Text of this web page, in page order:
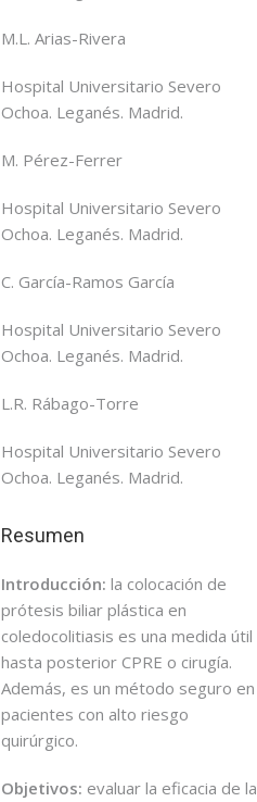
M.L. Arias-Rivera
Hospital Universitario Severo
Ochoa. Leganés. Madrid.
M. Pérez-Ferrer
Hospital Universitario Severo
Ochoa. Leganés. Madrid.
C. García-Ramos García
Hospital Universitario Severo
Ochoa. Leganés. Madrid.
L.R. Rábago-Torre
Hospital Universitario Severo
Ochoa. Leganés. Madrid.
Resumen
Introducción: la colocación de
prótesis biliar plástica en
coledocolitiasis es una medida útil
hasta posterior CPRE o cirugía.
Además, es un método seguro en
pacientes con alto riesgo
quirúrgico.
Objetivos: evaluar la eficacia de la